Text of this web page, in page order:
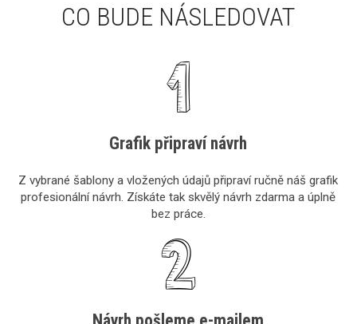
CO BUDE NÁSLEDOVAT
Grafik připraví návrh
Z vybrané šablony a vložených údajů připraví ručně náš grafik
profesionální návrh. Získáte tak skvělý návrh zdarma a úplně
bez práce.